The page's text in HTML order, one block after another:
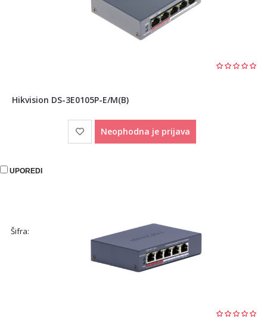
Hikvision DS-3E0105P-E/M(B)
Neophodna je prijava
UPOREDI
Šifra: